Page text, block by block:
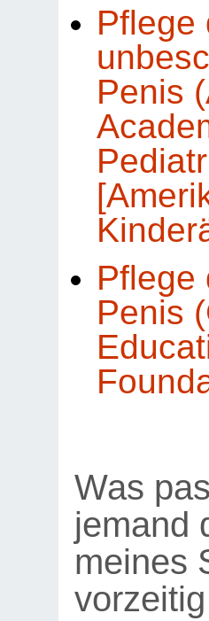
Pflege
Penis
Pflege
Penis
Was
jemand
meines